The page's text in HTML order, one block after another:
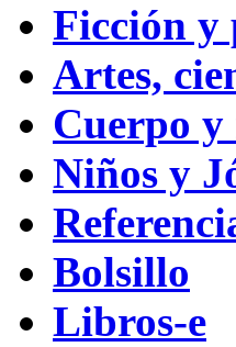
Ficción y
Artes,
Cuerpo y
Niños y
Bolsillo
Libros-e